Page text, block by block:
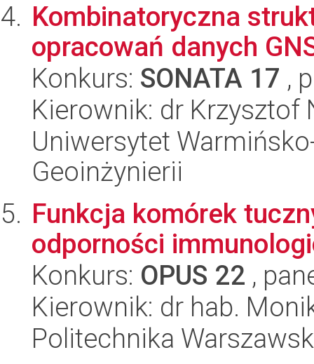
Kombinatoryczna
opracowań danych
Konkurs: SONATA 17 ,
Kierownik: dr Krzysztof
Uniwersytet
Geoinżynierii
Funkcja komórek
odporności
Konkurs: OPUS 22 ,
Kierownik: dr hab.
Politechnika